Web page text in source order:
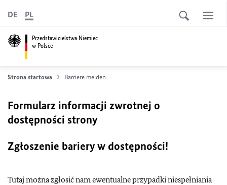
Przedstawicielstwa Niemiec
w Polsce
DE PL
Strona startowa Barriere melden
Formularz informacji zwrotnej o
dostępności strony
Zgłoszenie bariery w dostępności!
Tutaj można zgłosić nam ewentualne przypadki niespełniania